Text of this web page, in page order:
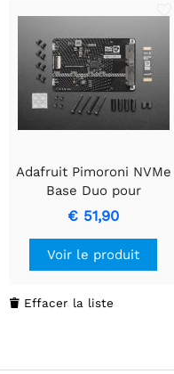
Adafruit Pimoroni NVMe
Base Duo pour
Raspberry Pi 5
€ 51,90
Voir le produit
 Effacer la liste